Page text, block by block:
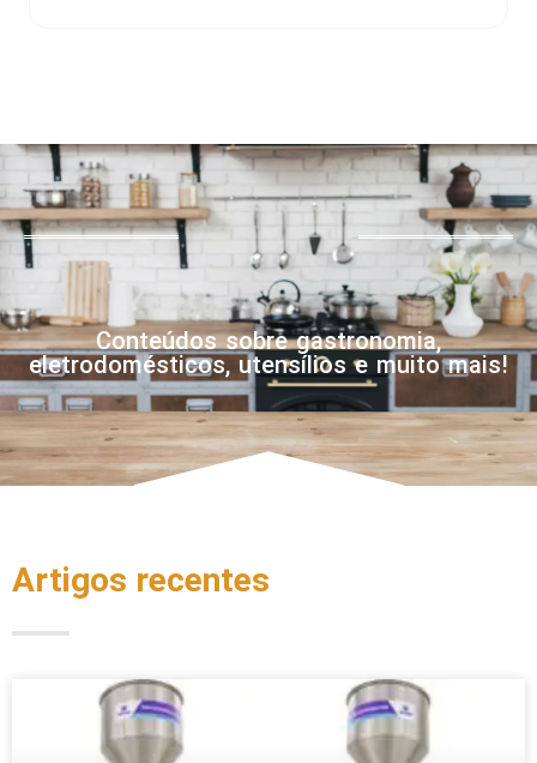
Conteúdos sobre gastronomia,
eletrodomésticos, utensílios e muito mais!
Artigos recentes